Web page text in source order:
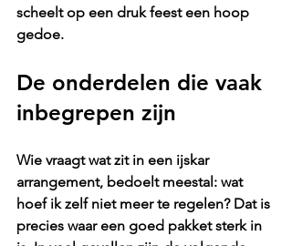
scheelt op een druk feest een hoop
gedoe.
De onderdelen die vaak
inbegrepen zijn
Wie vraagt wat zit in een ijskar
arrangement, bedoelt meestal: wat
hoef ik zelf niet meer te regelen? Dat is
precies waar een goed pakket sterk in